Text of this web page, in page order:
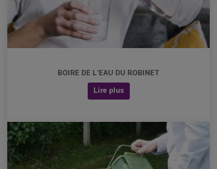
BOIRE DE L’EAU DU ROBINET
Lire plus